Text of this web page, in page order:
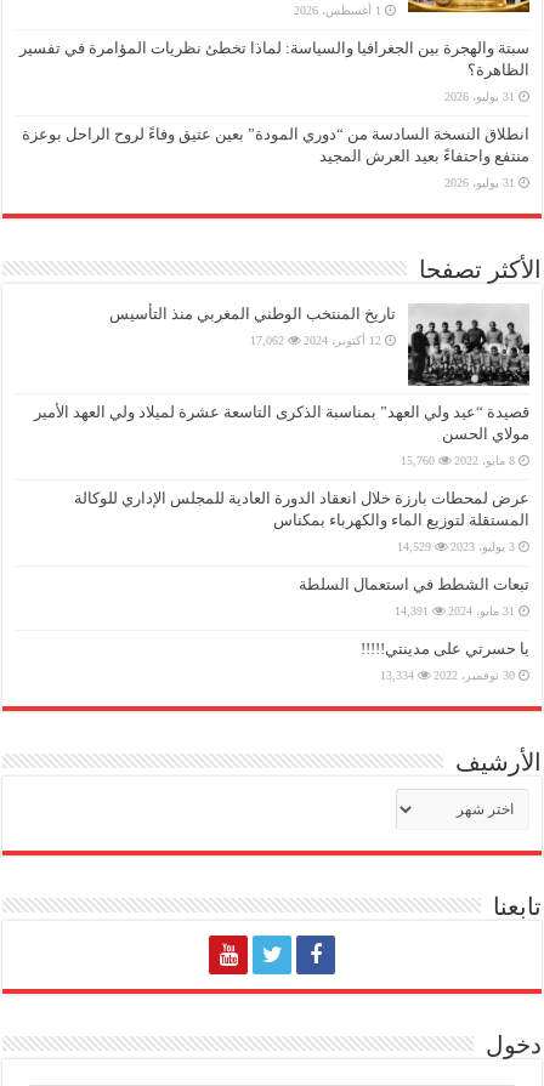
1 أغسطس، 2026
سبتة والهجرة بين الجغرافيا والسياسة: لماذا تخطئ نظريات المؤامرة في تفسير
الظاهرة؟
31 يوليو، 2026
انطلاق النسخة السادسة من “دوري المودة” بعين عتيق وفاءً لروح الراحل بوعزة
منتفع واحتفاءً بعيد العرش المجيد
31 يوليو، 2026
الأكثر تصفحا
تاريخ المنتخب الوطني المغربي منذ التأسيس
12 أكتوبر، 2024 17,062
قصيدة “عيد ولي العهد” بمناسبة الذكرى التاسعة عشرة لميلاد ولي العهد الأمير
مولاي الحسن
8 مايو، 2022 15,760
عرض لمحطات بارزة خلال انعقاد الدورة العادية للمجلس الإداري للوكالة
المستقلة لتوزيع الماء والكهرباء بمكناس
3 يوليو، 2023 14,529
تبعات الشطط في استعمال السلطة
31 مايو، 2024 14,391
يا حسرتي على مدينتي!!!!!
30 نوفمبر، 2022 13,334
الأرشيف
تابعنا
دخول